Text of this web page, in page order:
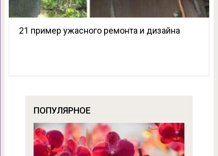
21 пример ужасного ремонта и дизайна
ПОПУЛЯРНОЕ